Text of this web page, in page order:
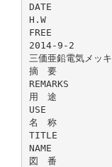
DATE
H.W
FREE
2014-9-2
三価亜鉛電気メッキ
摘 要
REMARKS
用 途
USE
名 称
TITLE
NAME
図 番